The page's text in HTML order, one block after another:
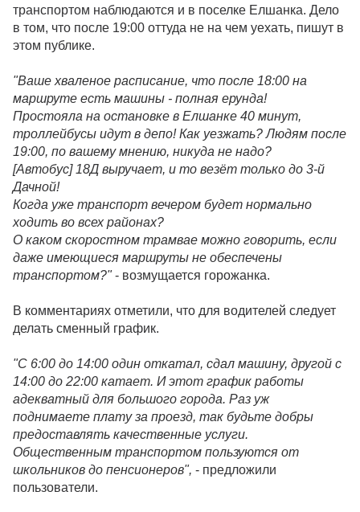
транспортом наблюдаются и в поселке Елшанка. Дело
в том, что после 19:00 оттуда не на чем уехать, пишут в
этом публике.
"Ваше хваленое расписание, что после 18:00 на
маршруте есть машины - полная ерунда!
Простояла на остановке в Елшанке 40 минут,
троллейбусы идут в депо! Как уезжать? Людям после
19:00, по вашему мнению, никуда не надо?
[Автобус] 18Д выручает, и то везёт только до 3-й
Дачной!
Когда уже транспорт вечером будет нормально
ходить во всех районах?
О каком скоростном трамвае можно говорить, если
даже имеющиеся маршруты не обеспечены
транспортом?"- возмущается горожанка.
В комментариях отметили, что для водителей следует
делать сменный график.
"С 6:00 до 14:00 один откатал, сдал машину, другой с
14:00 до 22:00 катает. И этот график работы
адекватный для большого города. Раз уж
поднимаете плату за проезд, так будьте добры
предоставлять качественные услуги.
Общественным транспортом пользуются от
школьников до пенсионеров", - предложили
пользователи.